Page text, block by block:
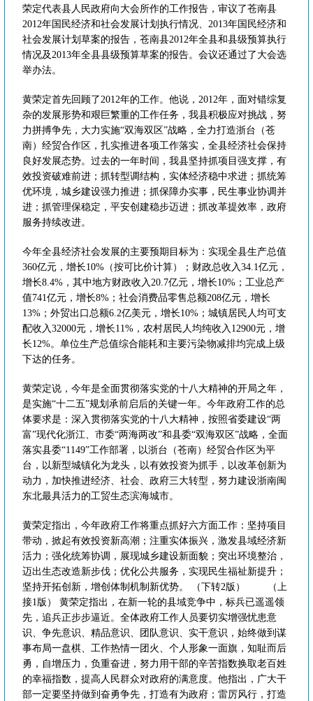
荣定代表县人民政府向大会所作的工作报告，审议了苍南县
2012年国民经济和社会发展计划执行情况、2013年国民经济和
社会发展计划草案的报告，苍南县2012年全县和县级预算执行
情况及2013年全县县级预算草案的报告。会议还通过了大会选
举办法。
黄荣定首先回顾了2012年的工作。他说，2012年，面对错综复
杂的发展形势和艰巨繁重的工作任务，我县积极应对挑战，努
力拼搏争先，大力实施“双海双区”战略，全力打造浙台（苍
南）经贸合作区，扎实推进各项工作落实，全县经济社会保持
良好发展态势。过去的一年时间，我县坚持抓项目强支撑，有
效投资破难前进；抓转型调结构，实体经济稳中求进；抓统筹
优环境，城乡建设强力推进；抓保障办实事，民生事业协调并
进；抓管理保稳定，平安创建稳步迈进；抓改革提效率，政府
服务持续改进。
今年全县经济社会发展的主要预期目标为：实现全县生产总值
360亿元，增长10%（按可比价计算）；财政总收入34.1亿元，
增长8.4%，其中地方财政收入20.7亿元，增长10%；工业总产
值741亿元，增长8%；社会消费品零售总额208亿元，增长
13%；外贸出口总额6.2亿美元，增长10%；城镇居民人均可支
配收入32000元，增长11%，农村居民人均纯收入12900元，增
长12%。单位生产总值综合能耗和主要污染物减排均完成上级
下达的任务。
黄荣定说，今年是全面贯彻落实党的十八大精神的开局之年，
是实施“十二五”规划承前启后的关键一年。今年政府工作的总
体要求是：深入贯彻落实党的十八大精神，按照省委建设“两
富”现代化浙江、市委“两海两改”和县委“双海双区”战略，全面
落实县委“1149”工作部署，以浙台（苍南）经贸合作区为平
台，以新型城镇化为龙头，以有效投资为抓手，以改革创新为
动力，加快推进经济、社会、政府三大转型，努力建设浙南闽
东北最具活力的工贸生态滨海城市。
黄荣定指出，今年政府工作将重点抓好六方面工作：坚持项目
带动，掀起有效投资新高潮；注重实体振兴，激发县域经济新
活力；强化统筹协调，展现城乡建设新面貌；突出环境整治，
迈出生态改造新步伐；优化公共服务，实现民生福祉新提升；
坚持开拓创新，增创体制机制新优势。 （下转2版） （上
接1版） 黄荣定指出，在新一轮的县域竞争中，标兵已遥遥领
先，追兵正步步逼近。全体政府工作人员要切实增强忧患意
识、争先意识、精品意识、团队意识、实干意识，始终做到谋
事布局一盘棋、工作热情一团火、个人形象一面旗，知耻而后
勇，自增压力，负重奋进，努力用干部的辛苦指数换取老百姓
的幸福指数，提高人民群众对政府的满意度。他指出，广大干
部一定要坚持做到奋勇争先，打造有为政府；雷厉风行，打造